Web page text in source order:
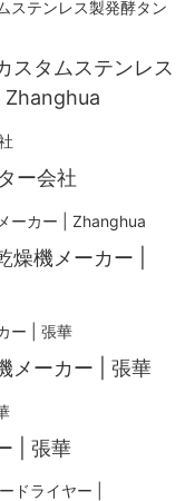
スタムステンレス
Zhanghua
ー会社
機メーカー |
メーカー | 張華
| 張華